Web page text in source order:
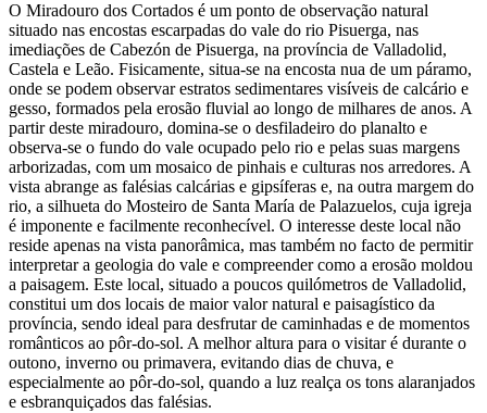
O Miradouro dos Cortados é um ponto de observação natural
situado nas encostas escarpadas do vale do rio Pisuerga, nas
imediações de Cabezón de Pisuerga, na província de Valladolid,
Castela e Leão. Fisicamente, situa-se na encosta nua de um páramo,
onde se podem observar estratos sedimentares visíveis de calcário e
gesso, formados pela erosão fluvial ao longo de milhares de anos. A
partir deste miradouro, domina-se o desfiladeiro do planalto e
observa-se o fundo do vale ocupado pelo rio e pelas suas margens
arborizadas, com um mosaico de pinhais e culturas nos arredores. A
vista abrange as falésias calcárias e gipsíferas e, na outra margem do
rio, a silhueta do Mosteiro de Santa María de Palazuelos, cuja igreja
é imponente e facilmente reconhecível. O interesse deste local não
reside apenas na vista panorâmica, mas também no facto de permitir
interpretar a geologia do vale e compreender como a erosão moldou
a paisagem. Este local, situado a poucos quilómetros de Valladolid,
constitui um dos locais de maior valor natural e paisagístico da
província, sendo ideal para desfrutar de caminhadas e de momentos
românticos ao pôr-do-sol. A melhor altura para o visitar é durante o
outono, inverno ou primavera, evitando dias de chuva, e
especialmente ao pôr-do-sol, quando a luz realça os tons alaranjados
e esbranquiçados das falésias.